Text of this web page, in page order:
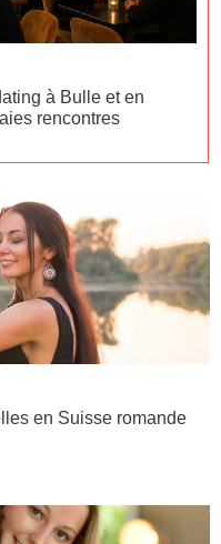
à Bulle et en
rencontres
en Suisse romande